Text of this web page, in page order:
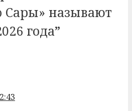
Сары» называют
года”